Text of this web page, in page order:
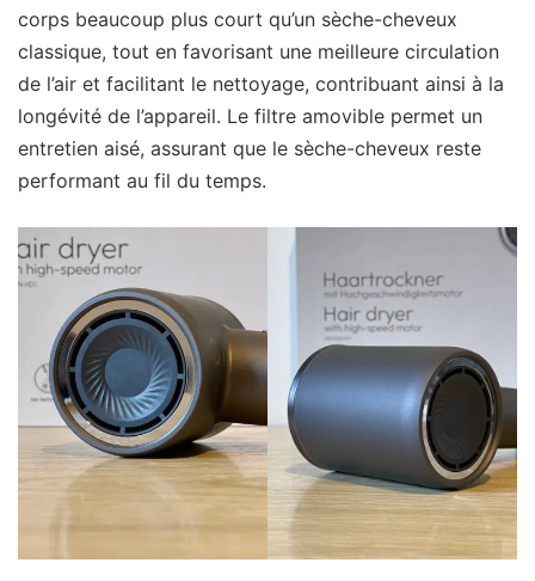
corps beaucoup plus court qu’un sèche-cheveux
classique, tout en favorisant une meilleure circulation
de l’air et facilitant le nettoyage, contribuant ainsi à la
longévité de l’appareil. Le filtre amovible permet un
entretien aisé, assurant que le sèche-cheveux reste
performant au fil du temps.